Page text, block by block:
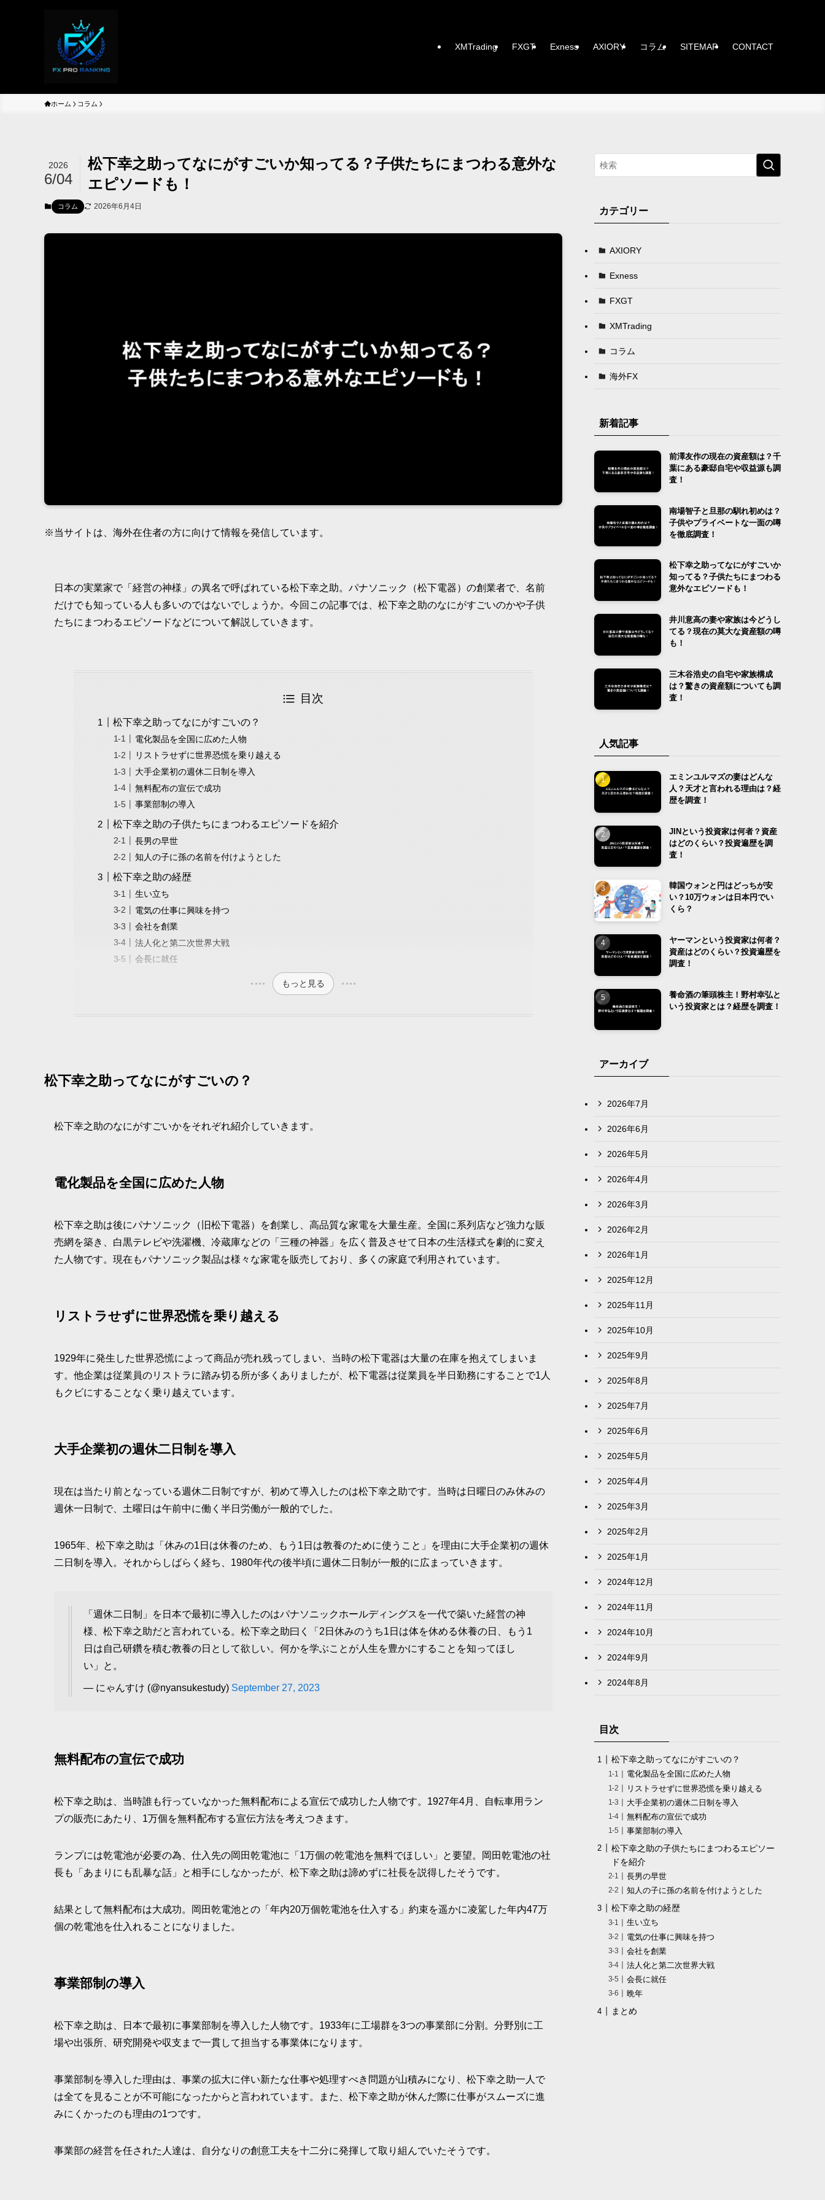
XMTrading FXGT Exness AXIORY コラム SITEMAP CONTACT
ホーム コラム
松下幸之助ってなにがすごいか知ってる？子供たちにまつわる意外な
エピソードも！
2026
6/04
コラム 2026年6月4日
※当サイトは、海外在住者の方に向けて情報を発信しています。
日本の実業家で「経営の神様」の異名で呼ばれている松下幸之助。パナソニック（松下電器）の創業者で、名前
だけでも知っている人も多いのではないでしょうか。今回この記事では、松下幸之助のなにがすごいのかや子供
たちにまつわるエピソードなどについて解説していきます。
目次
松下幸之助ってなにがすごいの？
電化製品を全国に広めた人物
リストラせずに世界恐慌を乗り越える
大手企業初の週休二日制を導入
無料配布の宣伝で成功
事業部制の導入
松下幸之助の子供たちにまつわるエピソードを紹介
長男の早世
知人の子に孫の名前を付けようとした
松下幸之助の経歴
生い立ち
電気の仕事に興味を持つ
会社を創業
法人化と第二次世界大戦
会長に就任
もっと見る
松下幸之助ってなにがすごいの？
松下幸之助のなにがすごいかをそれぞれ紹介していきます。
電化製品を全国に広めた人物
松下幸之助は後にパナソニック（旧松下電器）を創業し、高品質な家電を大量生産。全国に系列店など強力な販
売網を築き、白黒テレビや洗濯機、冷蔵庫などの「三種の神器」を広く普及させて日本の生活様式を劇的に変え
た人物です。現在もパナソニック製品は様々な家電を販売しており、多くの家庭で利用されています。
リストラせずに世界恐慌を乗り越える
1929年に発生した世界恐慌によって商品が売れ残ってしまい、当時の松下電器は大量の在庫を抱えてしまいま
す。他企業は従業員のリストラに踏み切る所が多くありましたが、松下電器は従業員を半日勤務にすることで1人
もクビにすることなく乗り越えています。
大手企業初の週休二日制を導入
現在は当たり前となっている週休二日制ですが、初めて導入したのは松下幸之助です。当時は日曜日のみ休みの
週休一日制で、土曜日は午前中に働く半日労働が一般的でした。
1965年、松下幸之助は「休みの1日は休養のため、もう1日は教養のために使うこと」を理由に大手企業初の週休
二日制を導入。それからしばらく経ち、1980年代の後半頃に週休二日制が一般的に広まっていきます。
「週休二日制」を日本で最初に導入したのはパナソニックホールディングスを一代で築いた経営の神
様、松下幸之助だと言われている。松下幸之助曰く「2日休みのうち1日は体を休める休養の日、もう1
日は自己研鑽を積む教養の日として欲しい。何かを学ぶことが人生を豊かにすることを知ってほし
い」と。
— にゃんすけ (@nyansukestudy) September 27, 2023
無料配布の宣伝で成功
松下幸之助は、当時誰も行っていなかった無料配布による宣伝で成功した人物です。1927年4月、自転車用ラン
プの販売にあたり、1万個を無料配布する宣伝方法を考えつきます。
ランプには乾電池が必要の為、仕入先の岡田乾電池に「1万個の乾電池を無料でほしい」と要望。岡田乾電池の社
長も「あまりにも乱暴な話」と相手にしなかったが、松下幸之助は諦めずに社長を説得したそうです。
結果として無料配布は大成功。岡田乾電池との「年内20万個乾電池を仕入する」約束を遥かに凌駕した年内47万
個の乾電池を仕入れることになりました。
事業部制の導入
松下幸之助は、日本で最初に事業部制を導入した人物です。1933年に工場群を3つの事業部に分割。分野別に工
場や出張所、研究開発や収支まで一貫して担当する事業体になります。
事業部制を導入した理由は、事業の拡大に伴い新たな仕事や処理すべき問題が山積みになり、松下幸之助一人で
は全てを見ることが不可能になったからと言われています。また、松下幸之助が休んだ際に仕事がスムーズに進
みにくかったのも理由の1つです。
事業部の経営を任された人達は、自分なりの創意工夫を十二分に発揮して取り組んでいたそうです。
カテゴリー
AXIORY
Exness
FXGT
XMTrading
コラム
海外FX
新着記事
前澤友作の現在の資産額は？千
葉にある豪邸自宅や収益源も調
査！
南場智子と旦那の馴れ初めは？
子供やプライベートな一面の噂
を徹底調査！
松下幸之助ってなにがすごいか
知ってる？子供たちにまつわる
意外なエピソードも！
井川意高の妻や家族は今どうし
てる？現在の莫大な資産額の噂
も！
三木谷浩史の自宅や家族構成
は？驚きの資産額についても調
査！
人気記事
エミンユルマズの妻はどんな
人？天才と言われる理由は？経
歴を調査！
JINという投資家は何者？資産
はどのくらい？投資遍歴を調
査！
韓国ウォンと円はどっちが安
い？10万ウォンは日本円でい
くら？
ヤーマンという投資家は何者？
資産はどのくらい？投資遍歴を
調査！
養命酒の筆頭株主！野村幸弘と
いう投資家とは？経歴を調査！
アーカイブ
2026年7月
2026年6月
2026年5月
2026年4月
2026年3月
2026年2月
2026年1月
2025年12月
2025年11月
2025年10月
2025年9月
2025年8月
2025年7月
2025年6月
2025年5月
2025年4月
2025年3月
2025年2月
2025年1月
2024年12月
2024年11月
2024年10月
2024年9月
2024年8月
目次
松下幸之助ってなにがすごいの？
電化製品を全国に広めた人物
リストラせずに世界恐慌を乗り越える
大手企業初の週休二日制を導入
無料配布の宣伝で成功
事業部制の導入
松下幸之助の子供たちにまつわるエピソー
ドを紹介
長男の早世
知人の子に孫の名前を付けようとした
松下幸之助の経歴
生い立ち
電気の仕事に興味を持つ
会社を創業
法人化と第二次世界大戦
会長に就任
晩年
まとめ